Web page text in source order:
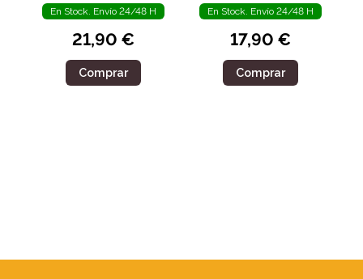
En Stock. Envío 24/48 H
21,90 €
Comprar
En Stock. Envío 24/48 H
17,90 €
Comprar